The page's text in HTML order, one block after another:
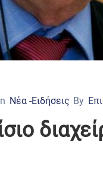
Νέα -Ειδήσεις By